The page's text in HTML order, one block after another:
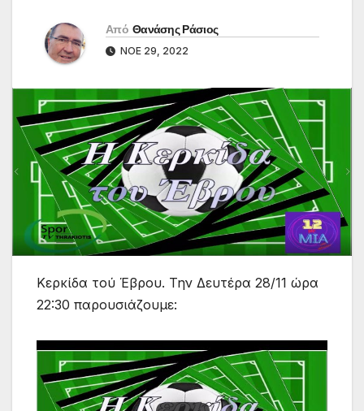
Από Θανάσης Ράσιος
ΝΟΈ 29, 2022
Κερκίδα τού Έβρου. Την Δευτέρα 28/11 ώρα
22:30 παρουσιάζουμε: